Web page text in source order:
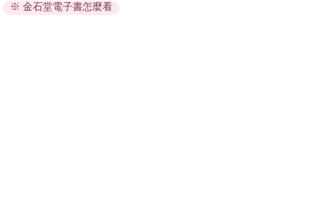
因版權保護，您在金石堂所購買的電子書僅能以金石堂專屬
※ 金石堂電子書怎麼看